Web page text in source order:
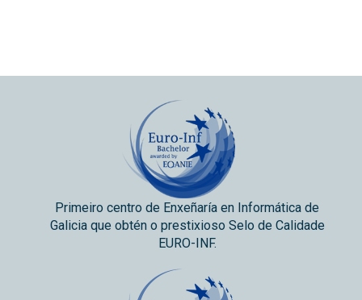
Primeiro centro de Enxeñaría en Informática de
Galicia que obtén o prestixioso Selo de Calidade
EURO-INF.